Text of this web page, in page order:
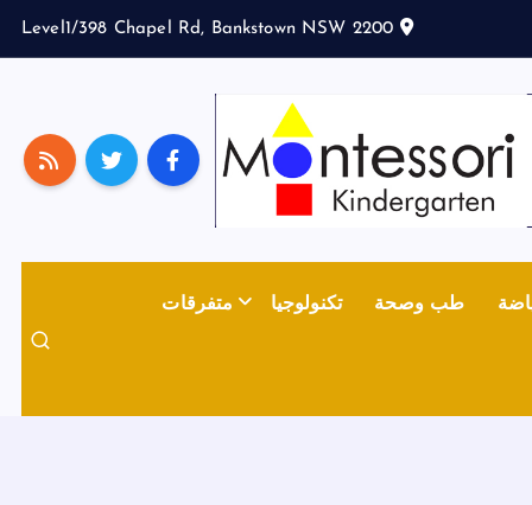
Level1/398 Chapel Rd, Bankstown NSW 2200
طب وصحة تكنولوجيا متفرقات